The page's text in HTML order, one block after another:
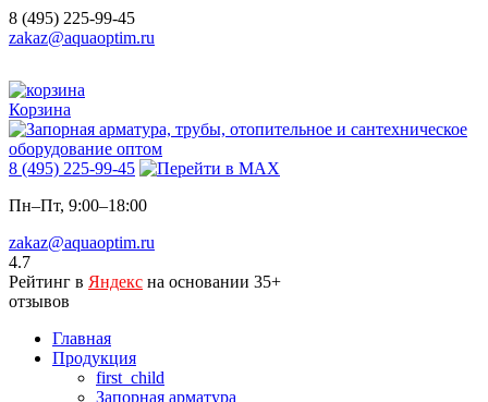
8 (495) 225-99-45
zakaz@aquaoptim.ru
Корзина
8 (495) 225-99-45
Пн–Пт, 9:00–18:00
zakaz@aquaoptim.ru
4.7
Рейтинг в Яндекс на основании 35+
отзывов
Главная
Продукция
first_child
Запорная арматура